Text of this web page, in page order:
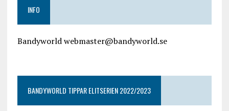
INFO
Bandyworld webmaster@bandyworld.se
BANDYWORLD TIPPAR ELITSERIEN 2022/2023